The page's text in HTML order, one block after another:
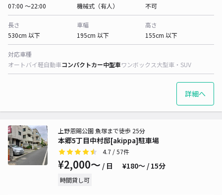
07:00 〜22:00
機械式（有人）
不可
長さ
530cm 以下
車幅
195cm 以下
高さ
155cm 以下
対応車種
オートバイ軽自動車コンパクトカー中型車ワンボックス大型車・SUV
詳細へ
本郷5丁目中村邸[akippa]駐車場
上野恩賜公園 魚塚まで徒歩 25分
4.7 / 57件
¥2,000〜 / 日 ¥180〜 / 15分
時間貸し可